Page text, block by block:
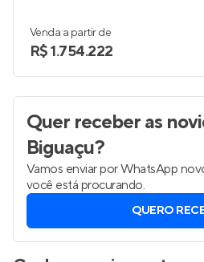
Venda a partir de
R$ 1.754.222
Quer receber as
Biguaçu?
Vamos enviar por WhatsApp
você está procurando.
QUERO